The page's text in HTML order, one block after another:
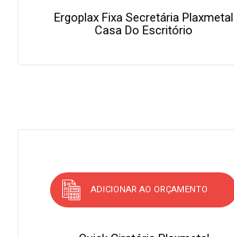
Ergoplax Fixa Secretária Plaxmetal
Casa Do Escritório
ADICIONAR AO ORÇAMENTO